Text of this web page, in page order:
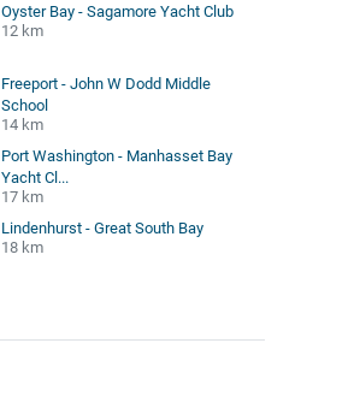
Oyster Bay - Sagamore Yacht Club
12 km
Freeport - John W Dodd Middle
School
14 km
Port Washington - Manhasset Bay
Yacht Cl...
17 km
Lindenhurst - Great South Bay
18 km